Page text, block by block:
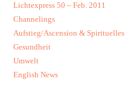
Lichtexpress 50 – Feb. 2011
Channelings
Aufstieg/Ascension & Spirituelles
Gesundheit
Umwelt
English News